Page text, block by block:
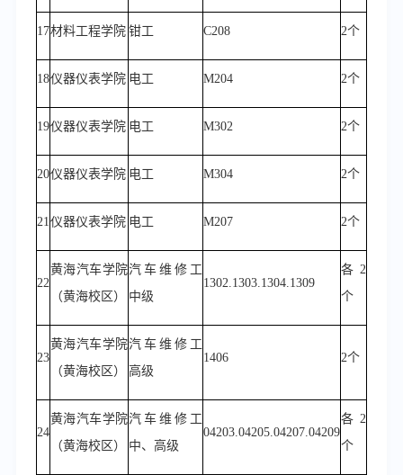
17材料工程学院 钳工 C208 2个
18仪器仪表学院 电工 M204 2个
19仪器仪表学院 电工 M302 2个
20仪器仪表学院 电工 M304 2个
21 仪器仪表学院 电工 M207 2个
22
黄海汽车学院
（黄海校区）
汽车维修工
中级
1302.1303.1304.1309
各 2
个
23
黄海汽车学院
（黄海校区）
汽车维修工
高级
1406 2个
24
黄海汽车学院
（黄海校区）
汽车维修工
中、高级
04203.04205.04207.04209
各 2
个